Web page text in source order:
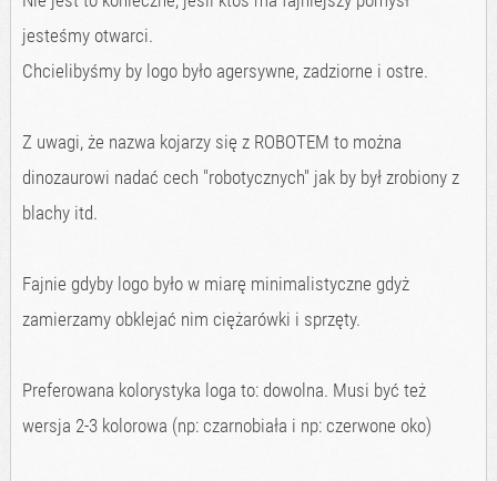
jesteśmy otwarci.
Chcielibyśmy by logo było agersywne, zadziorne i ostre.
Z uwagi, że nazwa kojarzy się z ROBOTEM to można
dinozaurowi nadać cech "robotycznych" jak by był zrobiony z
blachy itd.
Fajnie gdyby logo było w miarę minimalistyczne gdyż
zamierzamy obklejać nim ciężarówki i sprzęty.
Preferowana kolorystyka loga to: dowolna. Musi być też
wersja 2-3 kolorowa (np: czarnobiała i np: czerwone oko)